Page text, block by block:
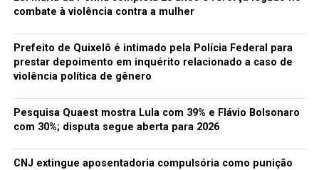
combate à violência contra a mulher
Prefeito de Quixelô é intimado pela Polícia Federal para
prestar depoimento em inquérito relacionado a caso de
violência política de gênero
Pesquisa Quaest mostra Lula com 39% e Flávio Bolsonaro
com 30%; disputa segue aberta para 2026
CNJ extingue aposentadoria compulsória como punição